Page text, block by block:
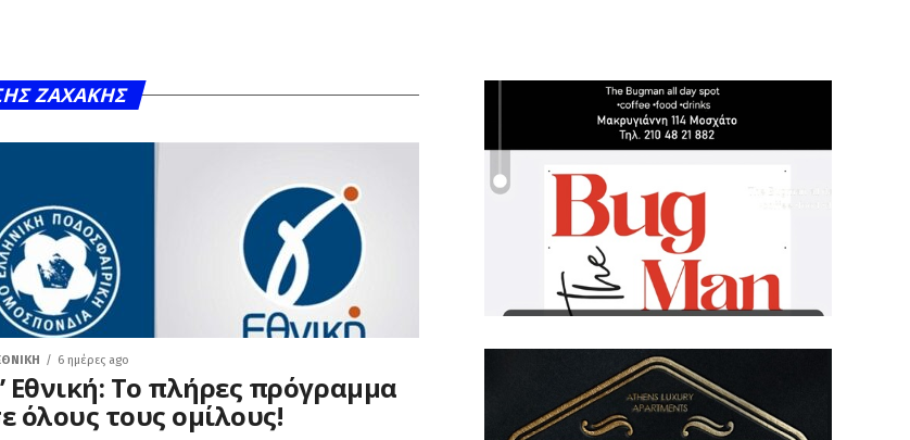
ΖΑΧΆΚΗΣ
6 ημέρες ago
Εθνική: Το πλήρες πρόγραμμα
όλους τους ομίλους!